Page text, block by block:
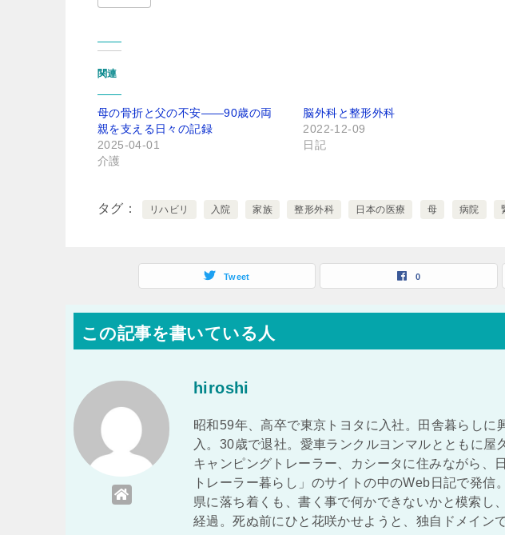
関連
母の骨折と父の不安――90歳の両
親を支える日々の記録
2025-04-01
介護
脳外科と整形外科
2022-12-09
日記
タグ リハビリ 入院 家族 整形外科 日本の医療 母 病院
Tweet 0
この記事を書いている人
hiroshi
昭和59年、高卒で東京トヨタに入社。田舎暮らしに
入。30歳で退社。愛車ランクルヨンマルとともに屋
キャンピングトレーラー、カシータに住みながら、
トレーラー暮らし」のサイトの中のWeb日記で発
県に落ち着くも、書く事で何かできないかと模索し
経過。死ぬ前にひと花咲かせようと、独自ドメイン